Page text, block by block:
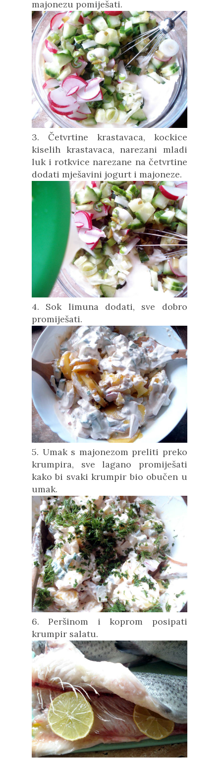
majonezu pomiješati.
3. Četvrtine krastavaca, kockice
kiselih krastavaca, narezani mladi
luk i rotkvice narezane na četvrtine
dodati mješavini jogurt i majoneze.
4. Sok limuna dodati, sve dobro
promiješati.
5. Umak s majonezom preliti preko
krumpira, sve lagano promiješati
kako bi svaki krumpir bio obučen u
umak.
6. Peršinom i koprom posipati
krumpir salatu.